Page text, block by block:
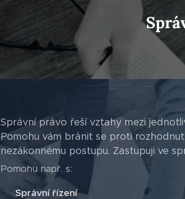
Správní právo řeší vztahy mezi
Pomohu vám bránit se proti
nezákonnému postupu. Zastupuji ve
Pomohu např. s:
🏛️ Správní řízení